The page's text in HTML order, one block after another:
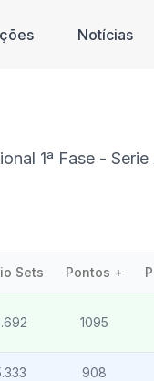
Notícias
1ª Fase -
Sets Pontos +
1095
908